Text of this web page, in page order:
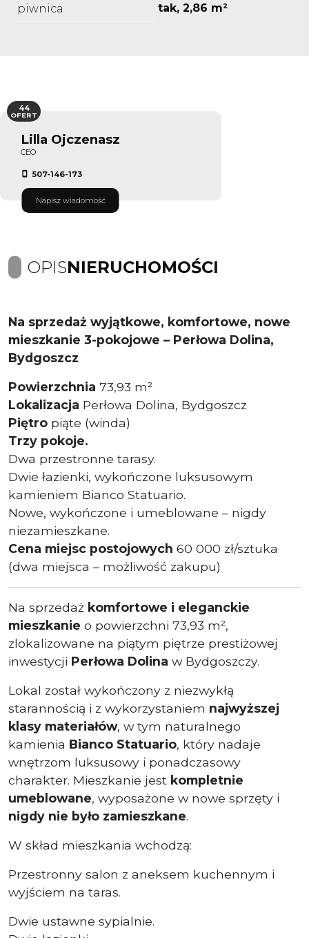
piwnica
tak, 2,86 m²
Lilla Ojczenasz
CEO
507-146-173
Napisz wiadomość
44
OFERT
OPISNIERUCHOMOŚCI
Na sprzedaż wyjątkowe, komfortowe, nowe
mieszkanie 3-pokojowe – Perłowa Dolina,
Bydgoszcz
Powierzchnia 73,93 m²
Lokalizacja Perłowa Dolina, Bydgoszcz
Piętro piąte (winda)
Trzy pokoje.
Dwa przestronne tarasy.
Dwie łazienki, wykończone luksusowym
kamieniem Bianco Statuario.
Nowe, wykończone i umeblowane – nigdy
niezamieszkane.
Cena miejsc postojowych 60 000 zł/sztuka
(dwa miejsca – możliwość zakupu)
Na sprzedaż komfortowe i eleganckie
mieszkanie o powierzchni 73,93 m²,
zlokalizowane na piątym piętrze prestiżowej
inwestycji Perłowa Dolina w Bydgoszczy.
Lokal został wykończony z niezwykłą
starannością i z wykorzystaniem najwyższej
klasy materiałów, w tym naturalnego
kamienia Bianco Statuario, który nadaje
wnętrzom luksusowy i ponadczasowy
charakter. Mieszkanie jest kompletnie
umeblowane, wyposażone w nowe sprzęty i
nigdy nie było zamieszkane.
W skład mieszkania wchodzą:
Przestronny salon z aneksem kuchennym i
wyjściem na taras.
Dwie ustawne sypialnie.